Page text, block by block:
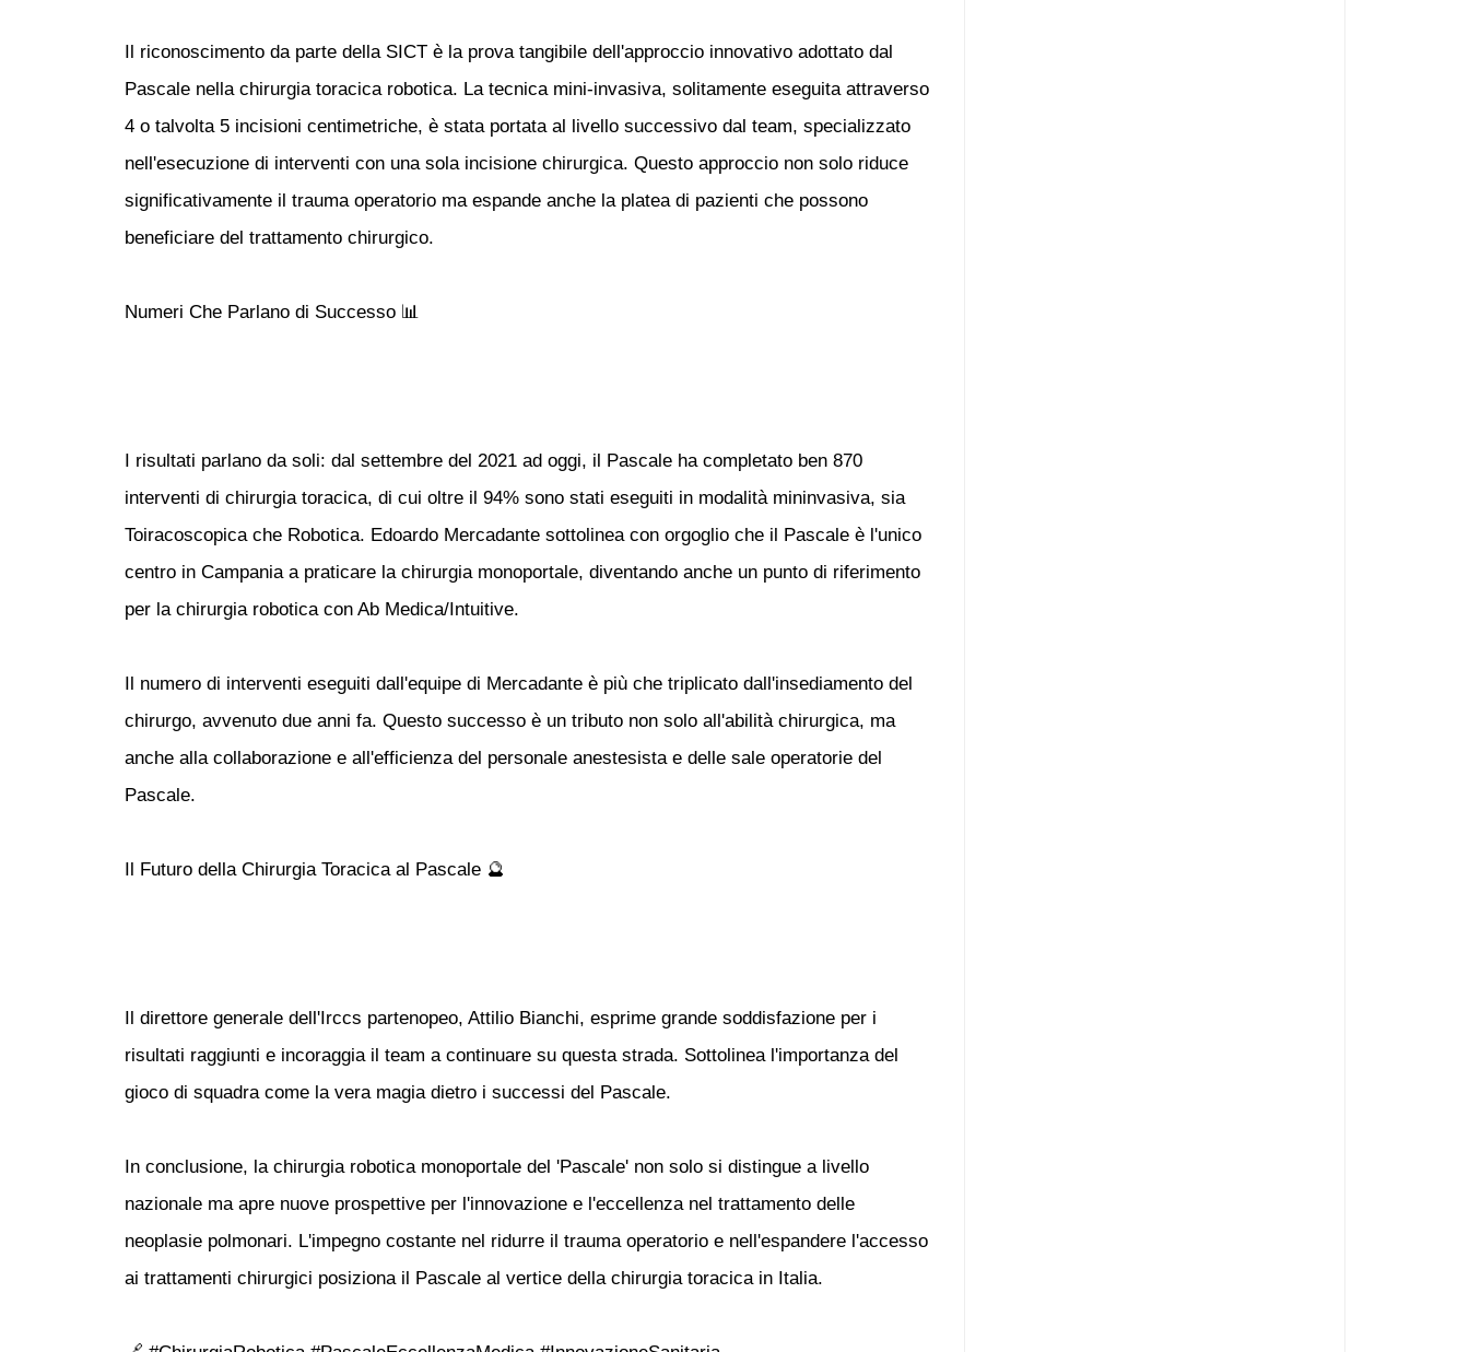
Il riconoscimento da parte della SICT è la prova tangibile dell'approccio innovativo adottato dal
Pascale nella chirurgia toracica robotica. La tecnica mini-invasiva, solitamente eseguita attraverso
4 o talvolta 5 incisioni centimetriche, è stata portata al livello successivo dal team, specializzato
nell'esecuzione di interventi con una sola incisione chirurgica. Questo approccio non solo riduce
significativamente il trauma operatorio ma espande anche la platea di pazienti che possono
beneficiare del trattamento chirurgico.
Numeri Che Parlano di Successo 📊
I risultati parlano da soli: dal settembre del 2021 ad oggi, il Pascale ha completato ben 870
interventi di chirurgia toracica, di cui oltre il 94% sono stati eseguiti in modalità mininvasiva, sia
Toiracoscopica che Robotica. Edoardo Mercadante sottolinea con orgoglio che il Pascale è l'unico
centro in Campania a praticare la chirurgia monoportale, diventando anche un punto di riferimento
per la chirurgia robotica con Ab Medica/Intuitive.
Il numero di interventi eseguiti dall'equipe di Mercadante è più che triplicato dall'insediamento del
chirurgo, avvenuto due anni fa. Questo successo è un tributo non solo all'abilità chirurgica, ma
anche alla collaborazione e all'efficienza del personale anestesista e delle sale operatorie del
Pascale.
Il Futuro della Chirurgia Toracica al Pascale 🔮
Il direttore generale dell'Irccs partenopeo, Attilio Bianchi, esprime grande soddisfazione per i
risultati raggiunti e incoraggia il team a continuare su questa strada. Sottolinea l'importanza del
gioco di squadra come la vera magia dietro i successi del Pascale.
In conclusione, la chirurgia robotica monoportale del 'Pascale' non solo si distingue a livello
nazionale ma apre nuove prospettive per l'innovazione e l'eccellenza nel trattamento delle
neoplasie polmonari. L'impegno costante nel ridurre il trauma operatorio e nell'espandere l'accesso
ai trattamenti chirurgici posiziona il Pascale al vertice della chirurgia toracica in Italia.